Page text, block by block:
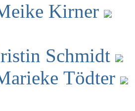
Kirner
Schmidt
Tödter